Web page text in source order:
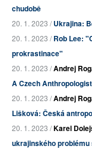
chudobě
20. 1. 2023 /Ukrajina:
20. 1. 2023 /Rob Lee:
prokrastinace"
20. 1. 2023 /Andrej
A Czech
20. 1. 2023 /Andrej
Lišková: Česká
20. 1. 2023 /Karel
ukrajinského problému